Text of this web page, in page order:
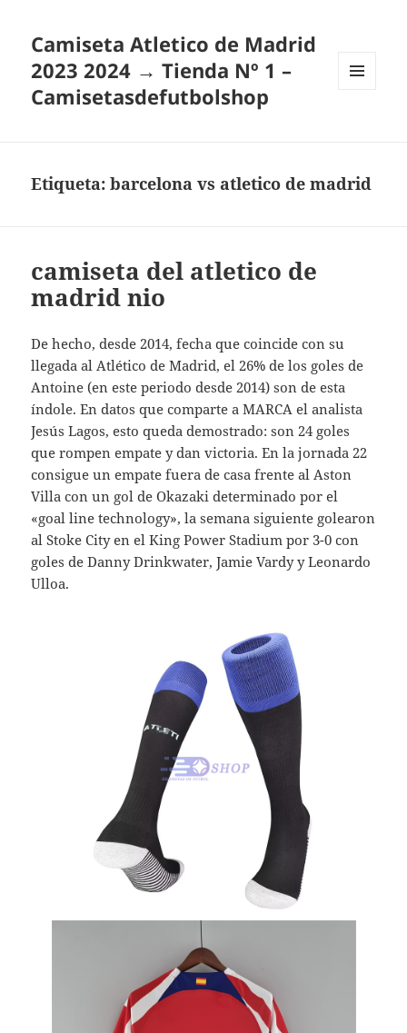
Camiseta Atletico de Madrid
2023 2024 → Tienda Nº 1 –
Camisetasdefutbolshop
Etiqueta:barcelona vs atletico de madrid
camiseta del atletico de
madrid nio
De hecho, desde 2014, fecha que coincide con su
llegada al Atlético de Madrid, el 26% de los goles de
Antoine (en este periodo desde 2014) son de esta
índole. En datos que comparte a MARCA el analista
Jesús Lagos, esto queda demostrado: son 24 goles
que rompen empate y dan victoria. En la jornada 22
consigue un empate fuera de casa frente al Aston
Villa con un gol de Okazaki determinado por el
«goal line technology», la semana siguiente golearon
al Stoke City en el King Power Stadium por 3-0 con
goles de Danny Drinkwater, Jamie Vardy y Leonardo
Ulloa.